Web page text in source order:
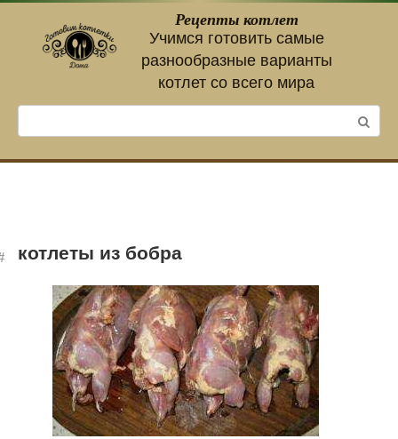
контенту
Рецепты котлет
Учимся готовить самые
разнообразные варианты
котлет со всего мира
котлеты из бобра